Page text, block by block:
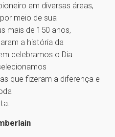
em diversas áreas,
meio de sua
mais de 150 anos,
a história da
celebramos o Dia
que fizeram a diferença e